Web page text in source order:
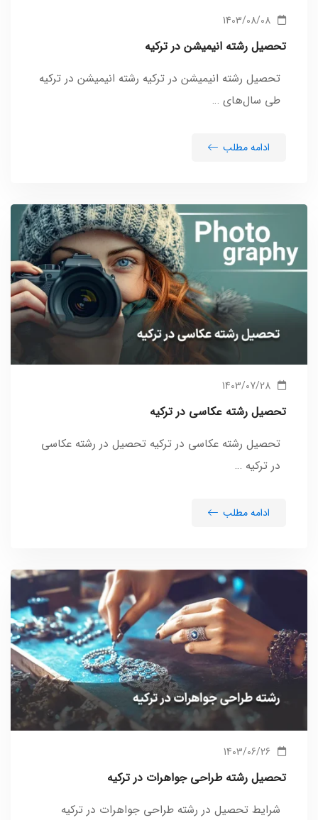
1403/08/08
تحصیل رشته انیمیشن در ترکیه
تحصیل رشته انیمیشن در ترکیه رشته انیمیشن در ترکیه
طی سال‌های …
ادامه مطلب
1403/07/28
تحصیل رشته عکاسی در ترکیه
تحصیل رشته عکاسی در ترکیه تحصیل در رشته عکاسی
در ترکیه …
ادامه مطلب
1403/06/26
تحصیل رشته طراحی جواهرات در ترکیه
شرایط تحصیل در رشته طراحی جواهرات در ترکیه